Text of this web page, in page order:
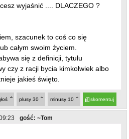
wyjaśnić .... DLACZEGO ?
szacunek to coś co się
całym swoim życiem.
się z definicji, tytułu
czy z racji bycia kimkolwiek albo
jakieś święto.
skomentuj
minusy 10
plusy 30
gość: ~Tom